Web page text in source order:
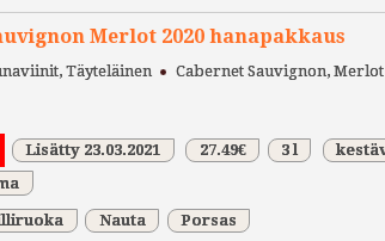
Merlot 2020 hanapakkaus
Täyteläinen Cabernet Sauvignon, Merlot
Lisätty 23.03.2021 27.49€ 3 l
Nauta Porsas